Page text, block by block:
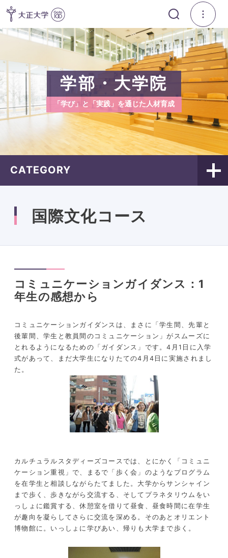
学部・大学院
「学び」と「実践」を通じた人材育成
CATEGORY
国際文化コース
コミュニケーションガイダンス：1
年生の感想から
コミュニケーションガイダンスは、まさに「学生間、先輩と
後輩間、学生と教員間のコミュニケーション」がスムーズに
とれるようになるための「ガイダンス」です。4月1日に入学
式があって、まだ大学生になりたての4月4日に実施されまし
た。
カルチュラルスタディーズコースでは、とにかく「コミュニ
ケーション重視」で、まるで「歩く会」のようなプログラム
を在学生と相談しながらたてました。大学からサンシャイン
まで歩く、歩きながら交流する、そしてプラネタリウムをい
っしょに鑑賞する、休憩室を借りて昼食、昼食時間に在学生
が趣向を凝らしてさらに交流を深める。そのあとオリエント
博物館に。いっしょに学びあい、帰りも大学まで歩く。